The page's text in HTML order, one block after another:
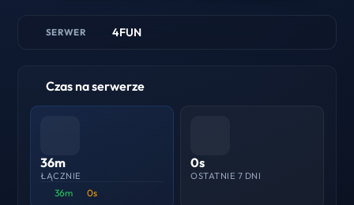
SERWER 4FUN
Czas na serwerze
36m
ŁĄCZNIE
36m 0s
0s
OSTATNIE 7 DNI